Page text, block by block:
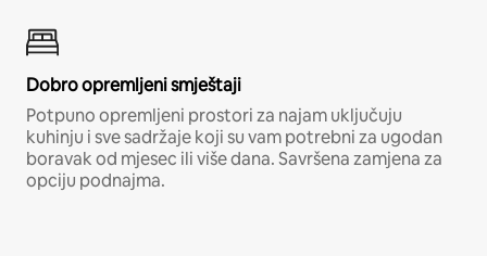
Dobro opremljeni smještaji
Potpuno opremljeni prostori za najam uključuju
kuhinju i sve sadržaje koji su vam potrebni za ugodan
boravak od mjesec ili više dana. Savršena zamjena za
opciju podnajma.